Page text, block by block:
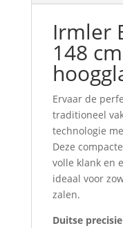
Irmler
148
Ervaar de
traditioneel
technologie
Deze
volle klank en
ideaal voor
zalen.
Duitse